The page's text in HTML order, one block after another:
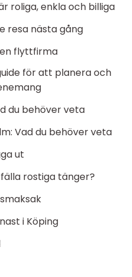
roliga, enkla och billiga
resa nästa gång
flyttfirma
för att planera och
du behöver veta
Vad du behöver veta
ut
rostiga tänger?
i Köping